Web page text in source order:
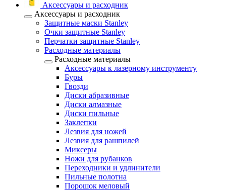
Аксессуары и расходник
Аксессуары и расходник
Защитные маски Stanley
Очки защитные Stanley
Перчатки защитные Stanley
Расходные материалы
Расходные материалы
Аксессуары к лазерному инструменту
Буры
Гвозди
Диски абразивные
Диски алмазные
Диски пильные
Заклепки
Лезвия для ножей
Лезвия для рашпилей
Миксеры
Ножи для рубанков
Переходники и удлинители
Пильные полотна
Порошок меловый